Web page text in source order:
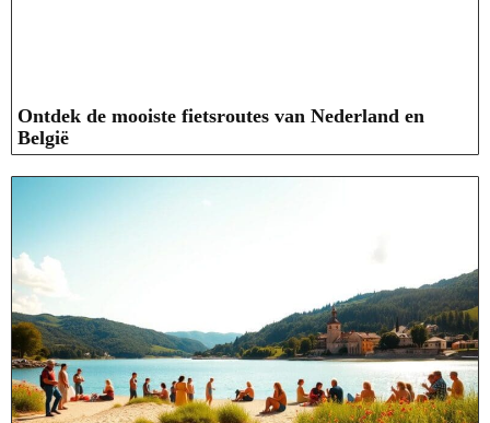
Ontdek de mooiste fietsroutes van Nederland en
België